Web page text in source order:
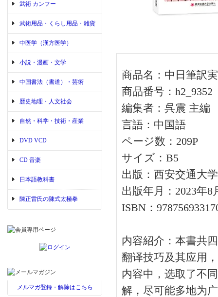
武術 カンフー
武術用品・くらし用品・雑貨
中医学（漢方医学）
小説・漫画・文学
中国書法（書道）・芸術
歴史地理・人文社会
自然・科学・技術・産業
DVD VCD
CD 音楽
日本語教科書
陳正雷氏の陳式太極拳
メルマガ登録・解除はこちら
商品名：中日筆訳
商品番号：h2_9352
編集者：呉震 主編
言語：中国語
ページ数：209P
サイズ：B5
出版：西安交通大
出版年月：2023年8
ISBN：
内容紹介：本書共
翻译技巧及其应用
内容中，选取了不
解，尽可能多地为